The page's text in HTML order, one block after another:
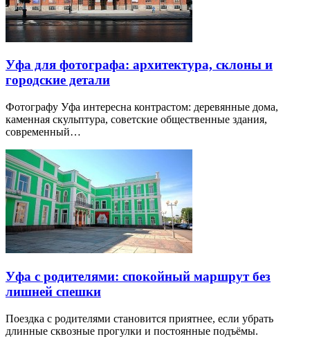
Уфа для фотографа: архитектура, склоны и
городские детали
Фотографу Уфа интересна контрастом: деревянные дома,
каменная скульптура, советские общественные здания,
современный…
Уфа с родителями: спокойный маршрут без
лишней спешки
Поездка с родителями становится приятнее, если убрать
длинные сквозные прогулки и постоянные подъёмы.